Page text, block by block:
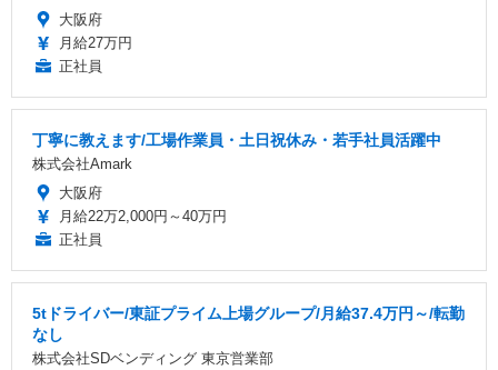
大阪府
月給27万円
正社員
丁寧に教えます/工場作業員・土日祝休み・若手社員活躍中
株式会社Amark
大阪府
月給22万2,000円～40万円
正社員
5tドライバー/東証プライム上場グループ/月給37.4万円～/転勤
なし
株式会社SDベンディング 東京営業部